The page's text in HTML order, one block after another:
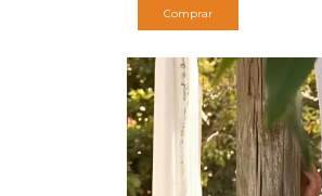
Comprar